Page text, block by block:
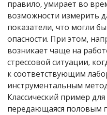
правило, умирает во
возможности измерить
показатели, что могли
опасности. При этом,
возникает чаще на
стрессовой ситуации,
к соответствующим
инструментальным
Классический пример
передающаяся половым